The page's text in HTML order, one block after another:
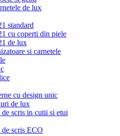
de lux
standard
cu coperti din piele
de lux
si carnetele
cu design unic
de lux
de scris in cutii si etui
scris ECO